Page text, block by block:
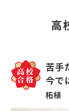
高
苦手
今で
柘植